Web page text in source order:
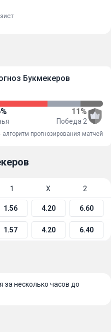
Букмекеров
11%
Победа 2
алгоритм прогнозирования матчей
1 Х 2
1.56 4.20 6.60
1.57 4.20 6.40
несколько часов до